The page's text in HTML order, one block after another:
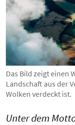
Das Bild zeigt einen
Landschaft aus der
Wolken verdeckt ist.
Unter dem